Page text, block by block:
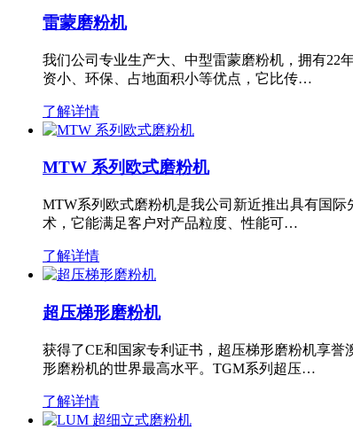
雷蒙磨粉机
我们公司专业生产大、中型雷蒙磨粉机，拥有22
资小、环保、占地面积小等优点，它比传…
了解详情
MTW 系列欧式磨粉机
MTW系列欧式磨粉机是我公司新近推出具有国
术，它能满足客户对产品粒度、性能可…
了解详情
超压梯形磨粉机
获得了CE和国家专利证书，超压梯形磨粉机享
形磨粉机的世界最高水平。TGM系列超压…
了解详情